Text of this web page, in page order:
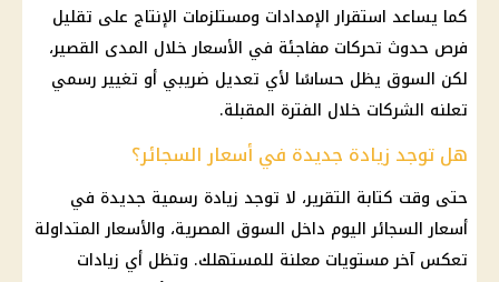
كما يساعد استقرار الإمدادات ومستلزمات الإنتاج على تقليل
فرص حدوث تحركات مفاجئة في الأسعار خلال المدى القصير،
لكن السوق يظل حساسًا لأي تعديل ضريبي أو تغيير رسمي
تعلنه الشركات خلال الفترة المقبلة.
هل توجد زيادة جديدة في أسعار السجائر؟
حتى وقت كتابة التقرير، لا توجد زيادة رسمية جديدة في
أسعار السجائر اليوم داخل السوق المصرية، والأسعار المتداولة
تعكس آخر مستويات معلنة للمستهلك. وتظل أي زيادات